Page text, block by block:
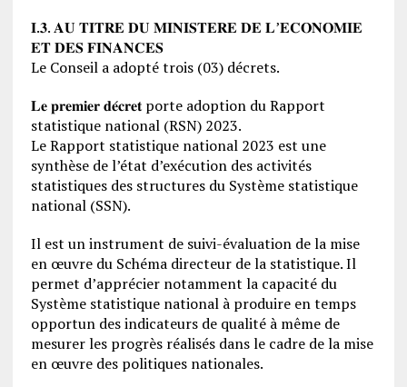
𝐈.𝟑. 𝐀𝐔 𝐓𝐈𝐓𝐑𝐄 𝐃𝐔 𝐌𝐈𝐍𝐈𝐒𝐓𝐄𝐑𝐄 𝐃𝐄 𝐋’𝐄𝐂𝐎𝐍𝐎𝐌𝐈𝐄
𝐄𝐓 𝐃𝐄𝐒 𝐅𝐈𝐍𝐀𝐍𝐂𝐄𝐒
Le Conseil a adopté trois (03) décrets.
𝐋𝐞 𝐩𝐫𝐞𝐦𝐢𝐞𝐫 𝐝𝐞́𝐜𝐫𝐞𝐭 porte adoption du Rapport
statistique national (RSN) 2023.
Le Rapport statistique national 2023 est une
synthèse de l’état d’exécution des activités
statistiques des structures du Système statistique
national (SSN).
Il est un instrument de suivi-évaluation de la mise
en œuvre du Schéma directeur de la statistique. Il
permet d’apprécier notamment la capacité du
Système statistique national à produire en temps
opportun des indicateurs de qualité à même de
mesurer les progrès réalisés dans le cadre de la mise
en œuvre des politiques nationales.